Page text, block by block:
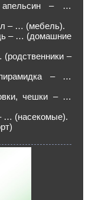
апельсин – …
– … (мебель).
– … (домашние
–
– …
чешки – …
… (насекомые).